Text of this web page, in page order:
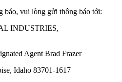
báo, vui lòng gửi thông báo tới:
INDUSTRIES,
Agent Brad Frazer
Idaho 83701-1617